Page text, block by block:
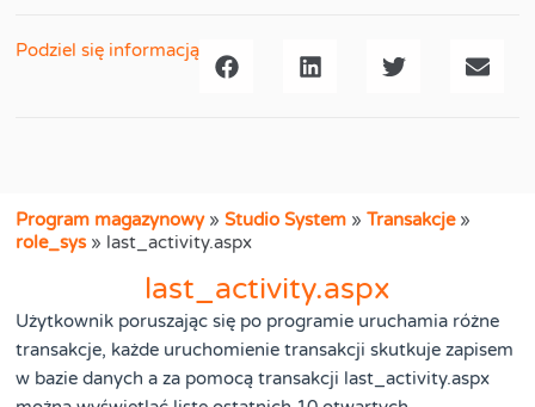
Podziel się informacją
Program magazynowy»Studio System »Transakcje»
role_sys» last_activity.aspx
last_activity.aspx
Użytkownik poruszając się po programie uruchamia różne
transakcje, każde uruchomienie transakcji skutkuje zapisem
w bazie danych a za pomocą transakcji last_activity.aspx